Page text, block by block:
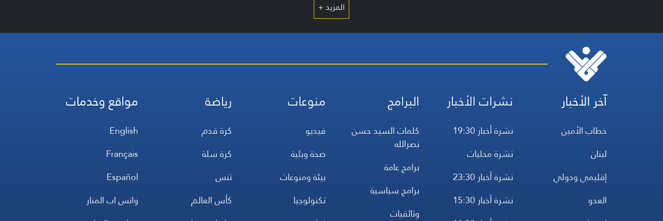
المزيد +
آخر الأخبار
خطاب الأمين
لبنان
إقليمي ودولي
العدو
نشرات الأخبار
نشرة أخبار 19:30
نشرة محليات
نشرة أخبار 23:30
نشرة أخبار 15:30
البرامج
كلمات السيد حسن
نصرالله
برامج عامة
برامج سياسية
وثائقيات
منوعات
فيديو
صحة وبئية
بيئة ومنوعات
تكنولوجيا
رياضة
كرة قدم
كرة سلة
تنس
كأس العالم
مواقع وخدمات
English
Français
Español
واتس اب المنار